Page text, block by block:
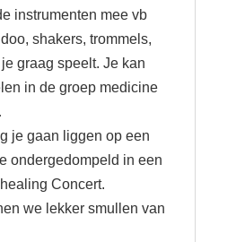
instrumenten mee vb
shakers, trommels,
graag speelt. Je kan
in de groep medicine
je gaan liggen op een
ondergedompeld in een
Concert.
we lekker smullen van